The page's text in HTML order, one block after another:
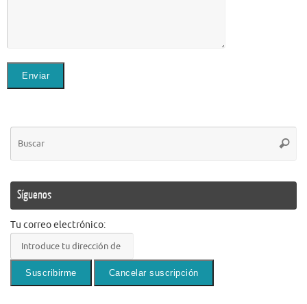
Síguenos
Tu correo electrónico: